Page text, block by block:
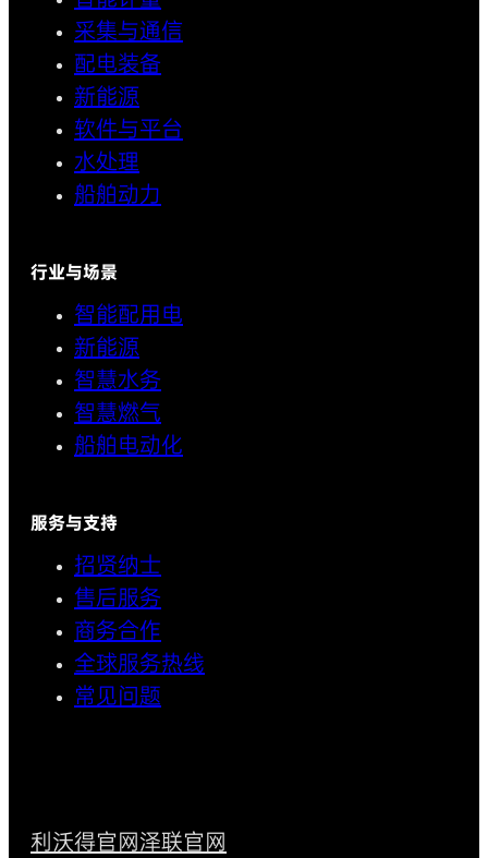
采集与通信
配电装备
新能源
软件与平台
水处理
船舶动力
行业与场景
智能配用电
新能源
智慧水务
智慧燃气
船舶电动化
服务与支持
招贤纳士
售后服务
商务合作
全球服务热线
常见问题
利沃得官网泽联官网